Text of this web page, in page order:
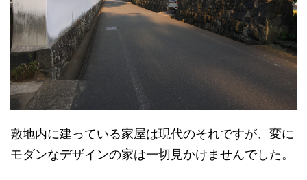
敷地内に建っている家屋は現代のそれですが、変に
モダンなデザインの家は一切見かけませんでした。